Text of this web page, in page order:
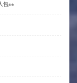
包👀